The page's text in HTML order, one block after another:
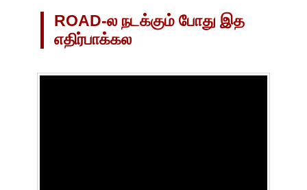
ROAD-ல நடக்கும் போது இத
எதிர்பாக்கல